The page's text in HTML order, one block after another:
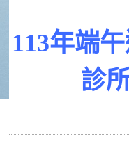
113年端
診